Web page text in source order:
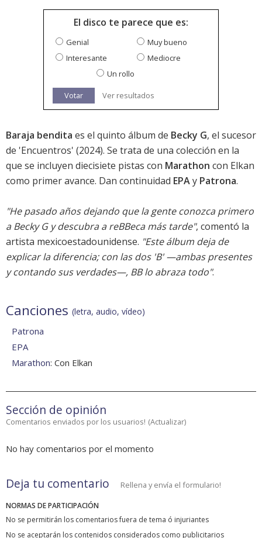
El disco te parece que es:
Genial
Muy bueno
Interesante
Mediocre
Un rollo
Votar Ver resultados
Baraja bendita es el quinto álbum de Becky G, el sucesor
de 'Encuentros' (2024). Se trata de una colección en la
que se incluyen diecisiete pistas con Marathon con Elkan
como primer avance. Dan continuidad EPAy Patrona.
"He pasado años dejando que la gente conozca primero
a Becky G y descubra a reBBeca más tarde", comentó la
artista mexicoestadounidense. "Este álbum deja de
explicar la diferencia; con las dos 'B' —ambas presentes
y contando sus verdades—, BB lo abraza todo".
Canciones (letra, audio, vídeo)
Patrona
EPA
Marathon: Con Elkan
Sección de opinión
Comentarios enviados por los usuarios! (Actualizar)
No hay comentarios por el momento
Deja tu comentario Rellena y envía el formulario!
NORMAS DE PARTICIPACIÓN
No se permitirán los comentarios fuera de tema ó injuriantes
No se aceptarán los contenidos considerados como publicitarios